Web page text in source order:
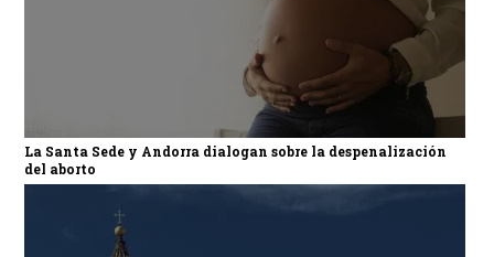
La Santa Sede y Andorra dialogan sobre la despenalización
del aborto